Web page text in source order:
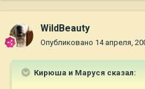
WildBeauty
Опубликовано 14 апреля,
Кирюша и Маруся сказал: